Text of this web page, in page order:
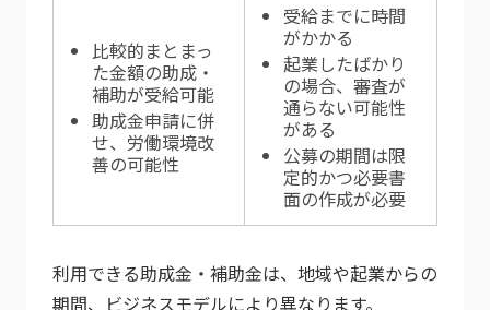
比較的まとまっ
た金額の助成・
補助が受給可能
助成金申請に併
せ、労働環境改
善の可能性
受給までに時間
がかかる
起業したばかり
の場合、審査が
通らない可能性
がある
公募の期間は限
定的かつ必要書
面の作成が必要
利用できる助成金・補助金は、地域や起業からの
期間、ビジネスモデルにより異なります。